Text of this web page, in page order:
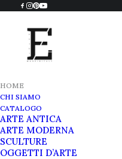
HOME
CHI SIAMO
CATALOGO
ARTE ANTICA
ARTE MODERNA
SCULTURE
OGGETTI D’ARTE